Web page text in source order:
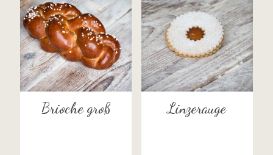
Brioche groß Linzerauge